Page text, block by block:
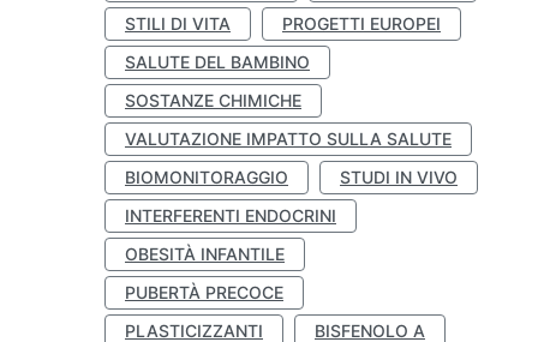
STILI DI VITA
PROGETTI EUROPEI
SALUTE DEL BAMBINO
SOSTANZE CHIMICHE
VALUTAZIONE IMPATTO SULLA SALUTE
BIOMONITORAGGIO
STUDI IN VIVO
INTERFERENTI ENDOCRINI
OBESITÀ INFANTILE
PUBERTÀ PRECOCE
PLASTICIZZANTI
BISFENOLO A